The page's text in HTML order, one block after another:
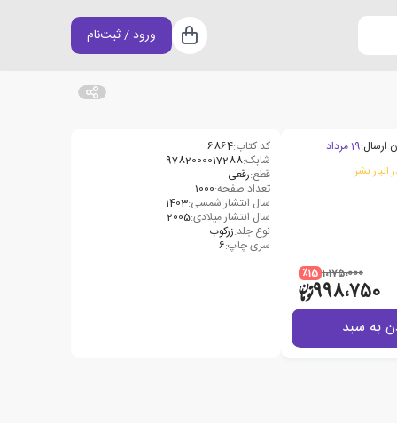
سبد خرید
ورود / ثبت‌نام
ارسال:19 مرداد
انبار نشر
1،175،000 ٪15
998،750
به سبد
کد کتاب:6864
شابک:9782000017288
قطع:رقعی
تعداد صفحه:1000
سال انتشار شمسی:1403
سال انتشار میلادی:2005
نوع جلد:زرکوب
سری چاپ:6